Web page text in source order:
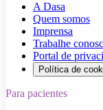
A Dasa
Quem somos
Imprensa
Trabalhe
Portal de
Política de
Para pacientes